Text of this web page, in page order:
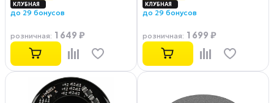
до 29 бонусов
розничная: 1 649 ₽
до 29 бонусов
розничная: 1 699 ₽